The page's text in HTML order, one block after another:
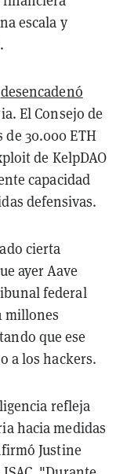
escala y
desencadenó
El Consejo de
de 30.000 ETH
de KelpDAO
capacidad
defensivas.
cierta
ayer Aave
federal
millones
que ese
a los hackers.
refleja
hacia medidas
Justine